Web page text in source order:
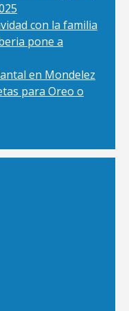
con la familia
pone a
en Mondelez
para Oreo o